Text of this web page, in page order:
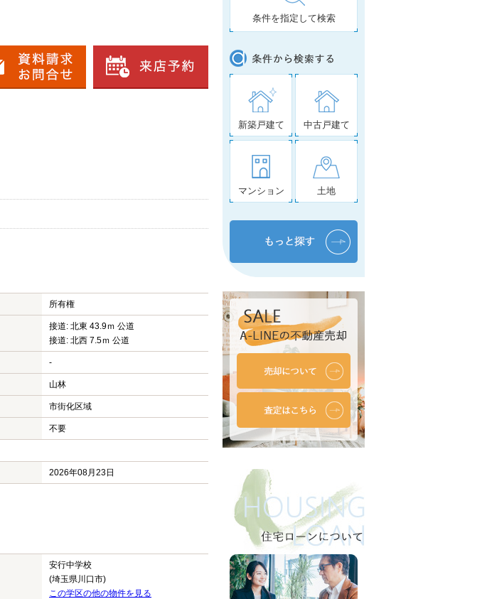
所有権
接道: 北東 43.9ｍ 公道
接道: 北西 7.5ｍ 公道
-
山林
市街化区域
不要
2026年08月23日
安行中学校
(埼玉県川口市)
この学区の他の物件を見る
条件を指定して検索
新築戸建て 中古戸建て
マンション 土地